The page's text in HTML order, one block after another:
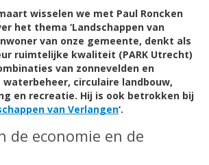
wisselen we met Paul Roncken
het thema ‘Landschappen van
van onze gemeente, denkt als
ruimtelijke kwaliteit (PARK Utrecht)
van zonnevelden en
circulaire landbouw,
en recreatie. Hij is ook betrokken bij
van Verlangen‘.
de economie en de